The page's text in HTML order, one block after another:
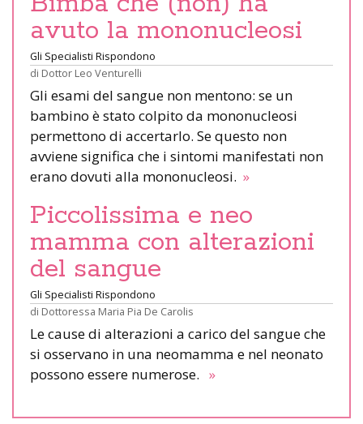
avuto la mononucleosi
Gli Specialisti Rispondono
di Dottor Leo Venturelli
Gli esami del sangue non mentono: se un
bambino è stato colpito da mononucleosi
permettono di accertarlo. Se questo non
avviene significa che i sintomi manifestati non
erano dovuti alla mononucleosi. »
Piccolissima e neo
mamma con alterazioni
del sangue
Gli Specialisti Rispondono
di Dottoressa Maria Pia De Carolis
Le cause di alterazioni a carico del sangue che
si osservano in una neomamma e nel neonato
possono essere numerose. »